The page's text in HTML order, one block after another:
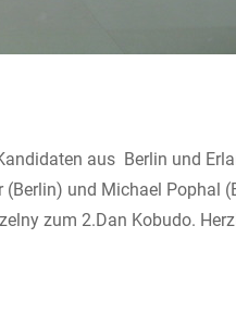
aus Berlin und
und Michael Pophal
zum 2.Dan Kobudo.